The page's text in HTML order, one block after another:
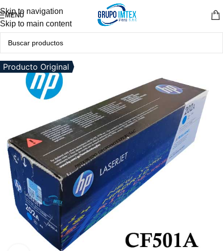
Skip to navigation
Skip to main content
MENÚ
Producto Original